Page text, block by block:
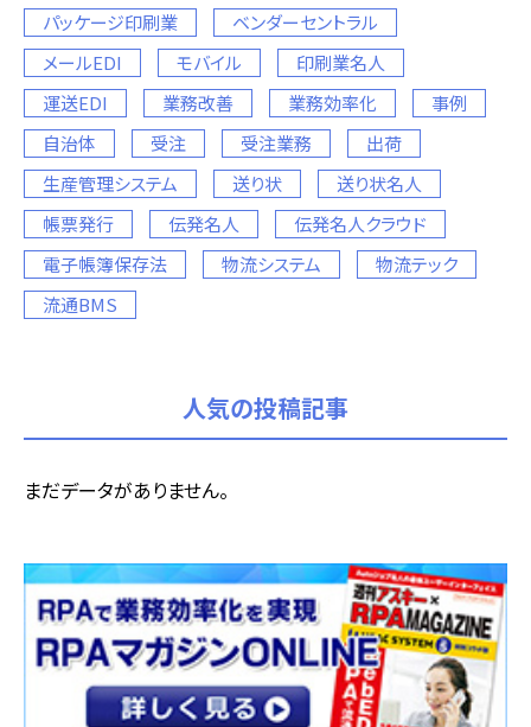
パッケージ印刷業
ベンダーセントラル
メールEDI
モバイル
印刷業名人
運送EDI
業務改善 業務効率化
事例
自治体
受注 受注業務
出荷
生産管理システム
送り状
送り状名人
帳票発行
伝発名人
伝発名人クラウド
電子帳簿保存法
物流システム
物流テック
流通BMS
人気の投稿記事
まだデータがありません。